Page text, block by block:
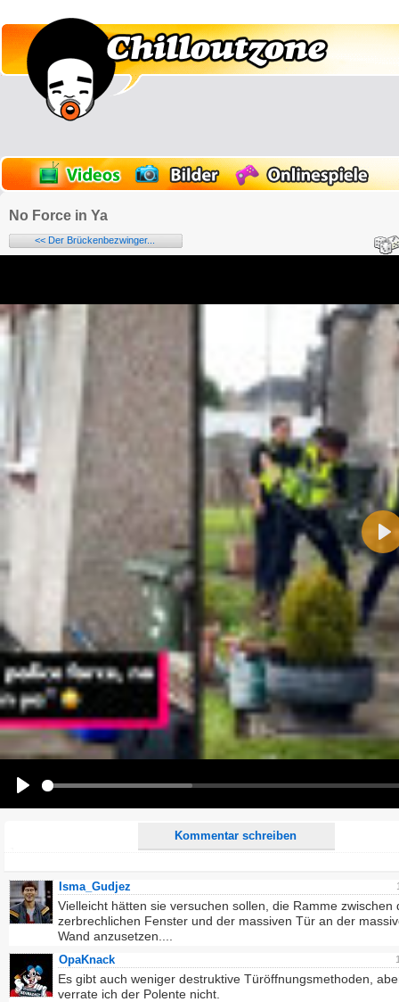
No Force in Ya
<< Der Brückenbezwinger...
Kommentar schreiben
E-Mail-Adresse (optional):
Kommentar:
Alle HTML-Tags außer <br>, <strike> und <i> werden aus Deinem Kommentar entfernt.
URLs werden automatisch umgewandelt. Bitte verwende "www." oder "http://" in URLs
Ich möchte eine E-Mail, wenn auf dieser Seite weitere Kommentare erscheinen.
Isma_Gudjez
Vielleicht hätten sie versuchen sollen, die Ramme zwischen
zerbrechlichen Fenster und der massiven Tür an der
Wand anzusetzen....
OpaKnack
Es gibt auch weniger destruktive Türöffnungsmethoden,
verrate ich der Polente nicht.